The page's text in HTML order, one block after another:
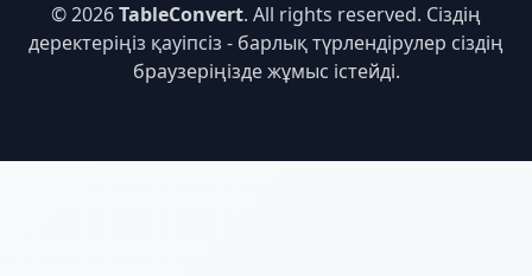
© 2026TableConvert. All rights reserved. Сіздің
деректеріңіз қауіпсіз - барлық түрлендірулер сіздің
браузеріңізде жұмыс істейді.